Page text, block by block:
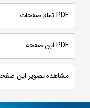
PDF تمام صفحات
PDF این صفحه
مشاهده تصویر این